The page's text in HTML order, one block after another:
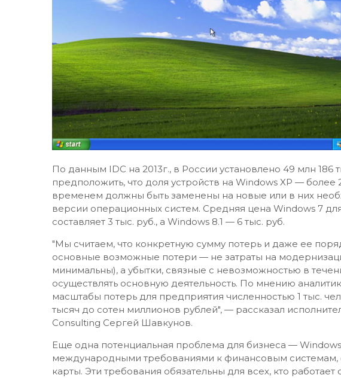
По данным IDC на 2013г., в России установлено 49 млн 186
предположить, что доля устройств на Windows XP —
временем должны быть заменены на новые или в них
версии операционных систем. Средняя цена Windows 7
составляет 3 тыс. руб., а Windows 8.1 — 6 тыс. руб.
"Мы считаем, что конкретную сумму потерь и даже ее
основные возможные потери — не затраты на
минимальны), а убытки, связные с невозможностью в
осуществлять основную деятельность. По мнению
масштабы потерь для предприятия численностью 1 тыс.
тысяч до сотен миллионов рублей", — рассказал
Consulting Сергей Шавкунов.
Еще одна потенциальная проблема для бизнеса —
международными требованиями к финансовым
карты. Эти требования обязательны для всех, кто